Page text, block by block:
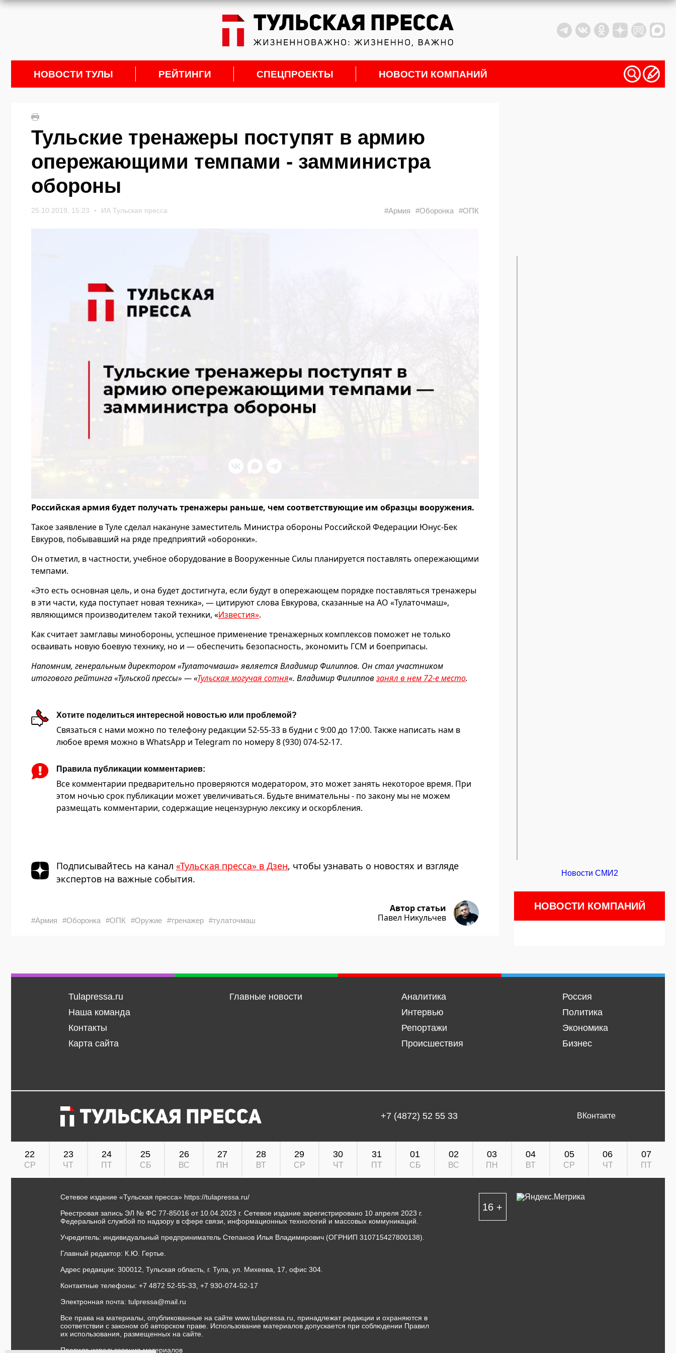
НОВОСТИ ТУЛЫ РЕЙТИНГИ СПЕЦПРОЕКТЫ НОВОСТИ КОМПАНИЙ
Тульские тренажеры поступят в армию
опережающими темпами - замминистра
обороны
25.10.2019, 15:23 ИА Тульская пресса #Армия #Оборонка #ОПК
Российская армия будет получать тренажеры раньше, чем соответствующие им образцы вооружения.
Такое заявление в Туле сделал накануне заместитель Министра обороны Российской Федерации Юнус-Бек
Евкуров, побывавший на ряде предприятий «оборонки».
Он отметил, в частности, учебное оборудование в Вооруженные Силы планируется поставлять опережающими
темпами.
«Это есть основная цель, и она будет достигнута, если будут в опережающем порядке поставляться тренажеры
в эти части, куда поступает новая техника», — цитируют слова Евкурова, сказанные на АО «Тулаточмаш»,
являющимся производителем такой техники, «Известия».
Как считает замглавы минобороны, успешное применение тренажерных комплексов поможет не только
осваивать новую боевую технику, но и — обеспечить безопасность, экономить ГСМ и боеприпасы.
Напомним, генеральным директором «Тулаточмаша» является Владимир Филиппов. Он стал участником
итогового рейтинга «Тульской прессы» — «Тульская могучая сотня«. Владимир Филипповзанял в нем 72-е место.
Хотите поделиться интересной новостью или проблемой?
Связаться с нами можно по телефону редакции 52-55-33 в будни с 9:00 до 17:00. Также написать нам в
любое время можно в WhatsApp и Telegram по номеру 8 (930) 074-52-17.
Правила публикации комментариев:
Все комментарии предварительно проверяются модератором, это может занять некоторое время. При
этом ночью срок публикации может увеличиваться. Будьте внимательны - по закону мы не можем
размещать комментарии, содержащие нецензурную лексику и оскорбления.
Подписывайтесь на канал «Тульская пресса» в Дзен, чтобы узнавать о новостях и взгляде
экспертов на важные события.
#Армия #Оборонка #ОПК #Оружие #тренажер #тулаточмаш
Автор статьи
Павел Никульчев
Новости СМИ2
НОВОСТИ КОМПАНИЙ
Tulapressa.ru
Наша команда
Контакты
Карта сайта
Главные новости
Аналитика
Интервью
Репортажи
Происшествия
Россия
Политика
Экономика
Бизнес
+7 (4872) 52 55 33 ВКонтакте
22
СР
23
ЧТ
24
ПТ
25
СБ
26
ВС
27
ПН
28
ВТ
29
СР
30
ЧТ
31
ПТ
01
СБ
02
ВС
03
ПН
04
ВТ
05
СР
06
ЧТ
07
ПТ
Сетевое издание «Тульская пресса» https://tulapressa.ru/
Реестровая запись ЭЛ № ФС 77-85016 от 10.04.2023 г. Сетевое издание зарегистрировано 10 апреля 2023 г.
Федеральной службой по надзору в сфере связи, информационных технологий и массовых коммуникаций.
Учредитель: индивидуальный предприниматель Степанов Илья Владимирович (ОГРНИП 310715427800138).
Главный редактор: К.Ю. Гертье.
Адрес редакции: 300012, Тульская область, г. Тула, ул. Михеева, 17, офис 304.
Контактные телефоны: +7 4872 52-55-33, +7 930-074-52-17
Электронная почта: tulpressa@mail.ru
Все права на материалы, опубликованные на сайте www.tulapressa.ru, принадлежат редакции и охраняются в
соответствии с законом об авторском праве. Использование материалов допускается при соблюдении Правил
их использования, размещенных на сайте.
Правила использования материалов
16 +